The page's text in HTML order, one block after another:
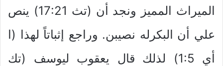
الميراث المميز ونجد أن (تث 17:21) ينص
علي أن البكرله نصيبن. وراجع إثباتاً لهذا (ا
أي 1:5) لذلك قال يعقوب ليوسف (تك